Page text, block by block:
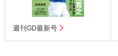
週刊GD最新号